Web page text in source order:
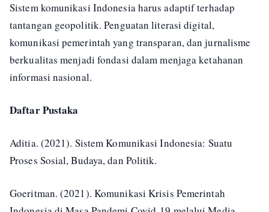
Sistem komunikasi Indonesia harus adaptif terhadap
tantangan geopolitik. Penguatan literasi digital,
komunikasi pemerintah yang transparan, dan jurnalisme
berkualitas menjadi fondasi dalam menjaga ketahanan
informasi nasional.
Daftar Pustaka
Aditia. (2021). Sistem Komunikasi Indonesia: Suatu
Proses Sosial, Budaya, dan Politik.
Goeritman. (2021). Komunikasi Krisis Pemerintah